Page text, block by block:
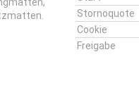
Stornoquote
Cookie
Freigabe